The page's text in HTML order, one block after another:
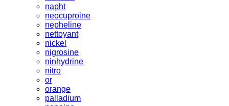
napht
neocuproine
nepheline
nettoyant
nickel
nigrosine
ninhydrine
nitro
or
orange
palladium